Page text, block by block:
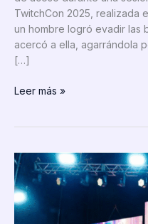
TwitchCon 2025, realizada
un hombre logró evadir las
acercó a ella, agarrándola
[…]
Emiru
en
TwitchCon
2025:
polémica
por
Leer más »